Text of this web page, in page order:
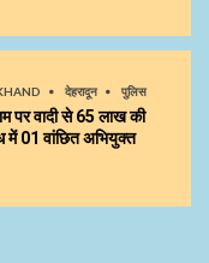
देहरादून पुलिस
पर वादी से 65 लाख की
में 01 वांछित अभियुक्त